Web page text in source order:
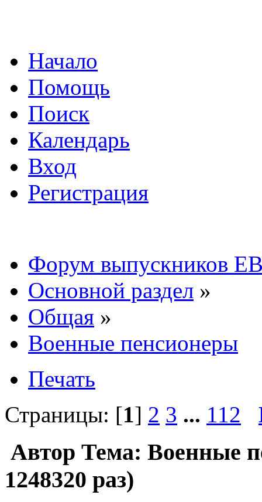
Начало
Помощь
Поиск
Календарь
Вход
Регистрация
Форум выпускников
Основной раздел »
Общая »
Военные пенсионеры
Печать
Страницы: [1] 2 3 ... 112
Автор Тема: Военные
1248320 раз)